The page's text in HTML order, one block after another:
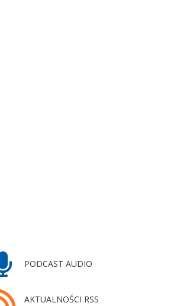
PODCAST AUDIO
AKTUALNOŚCI RSS